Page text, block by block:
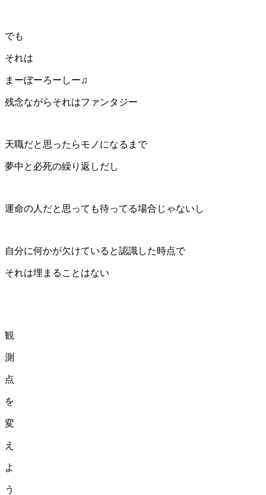
でも
それは
まーぼーろーしー♫
残念ながらそれはファンタジー
天職だと思ったらモノになるまで
夢中と必死の繰り返しだし
運命の人だと思っても待ってる場合じゃないし
自分に何かが欠けていると認識した時点で
それは埋まることはない
観
測
点
を
変
え
よ
う